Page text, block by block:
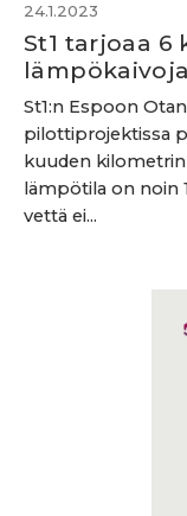
24.1.2023
St1 tarjoaa 6
St1:n Espoon
pilottiprojektissa
kuuden kilometrin
lämpötila on noin
vettä ei...